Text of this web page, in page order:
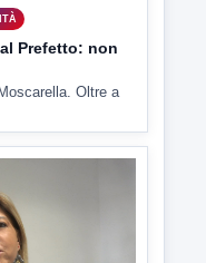
▶
in forse,
a lavorare